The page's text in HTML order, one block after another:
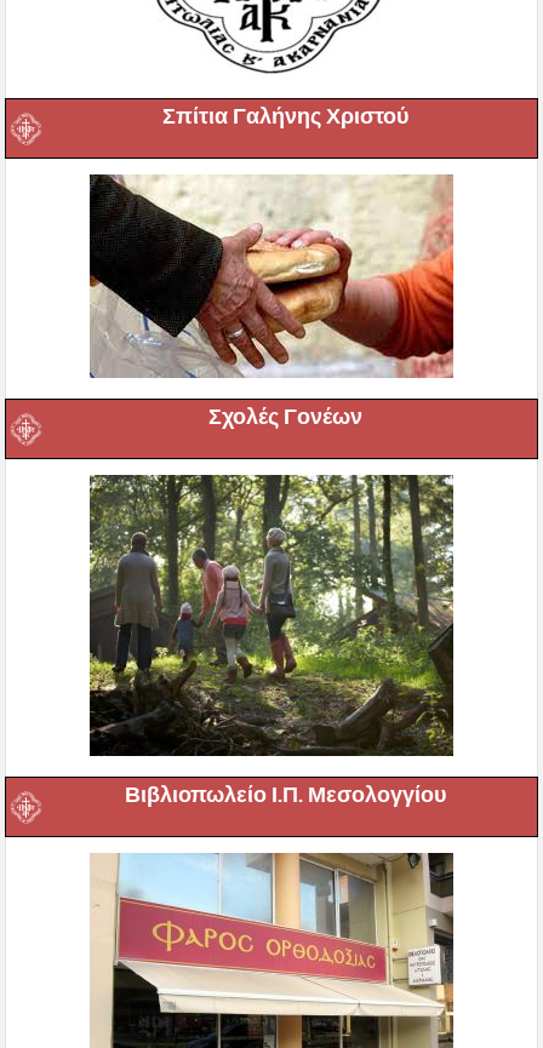
Σπίτια Γαλήνης Χριστού
Σχολές Γονέων
Βιβλιοπωλείο Ι.Π. Μεσολογγίου